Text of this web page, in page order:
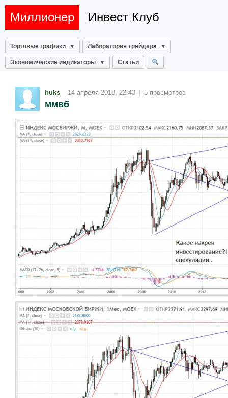
Миллионер Инвест Клуб
Торговые графики Лаборатория трейдера
Экономические индикаторы Статьи
huks 14 апреля 2018, 22:43 | 5 просмотров
ммвб